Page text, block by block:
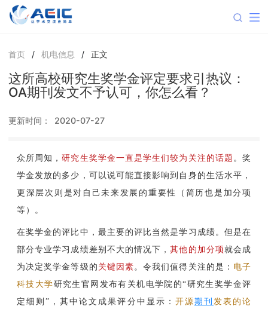
首页 / 机电信息 / 正文
这所高校研究生奖学金评定要求引热议：
OA期刊发文不予认可，你怎么看？
更新时间： 2020-07-27
众所周知，研究生奖学金一直是学生们较为关注的话题 。奖
学金发放的多少，可以说可能直接影响到自身的生活水平，
更深层次则是对自己未来发展的重要性（简历也是加分项
等）。
在奖学金的评比中，最主要的评比当然是学习成绩。但是在
部分专业学习成绩差别不大的情况下，其他的加分项就会成
为决定奖学金等级的 关键因素 。令我们值得关注的是： 电子
科技大学研究生官网发布有关机电学 院的“研究生奖学金评
定细则”，其中论文成果评分中显示： 开源 期刊 发表的论